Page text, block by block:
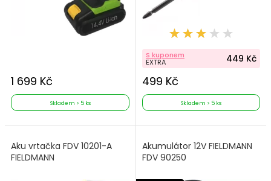
1 699 Kč
Skladem > 5 ks
S kuponem
EXTRA 449 Kč
499 Kč
Skladem > 5 ks
Aku vrtačka FDV 10201-A
FIELDMANN
Akumulátor 12V FIELDMANN
FDV 90250